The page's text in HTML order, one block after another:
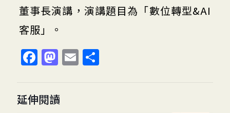
董事長演講，演講題目為「數位轉型&AI
客服」。
Facebook
Mastodon
Email
分
延伸閱讀